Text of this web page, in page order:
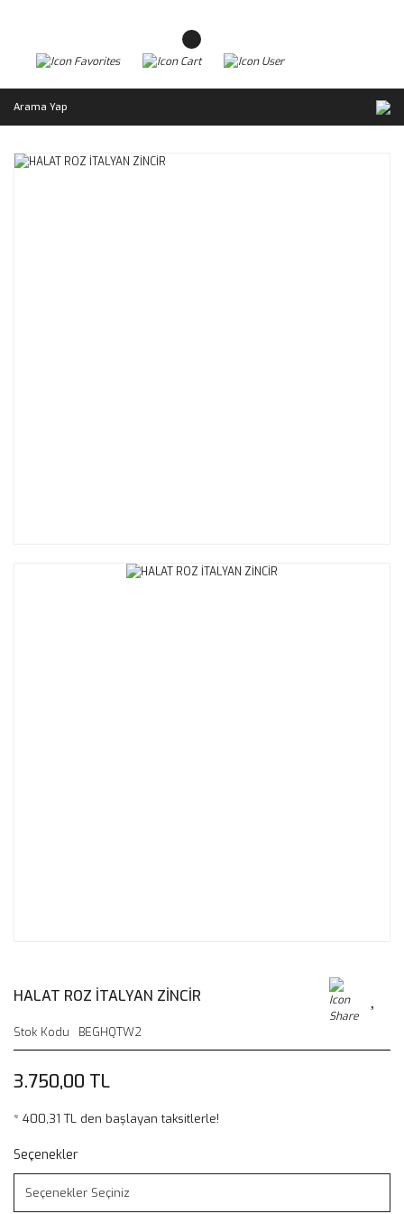
Arama Yap
HALAT ROZ İTALYAN ZİNCİR
Stok Kodu BEGHQTW2
3.750,00 TL
* 400,31 TL den başlayan taksitlerle!
Seçenekler